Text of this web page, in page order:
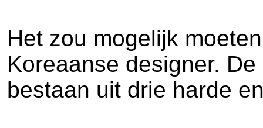
Het zou mogelijk
Koreaanse designer.
bestaan uit drie harde